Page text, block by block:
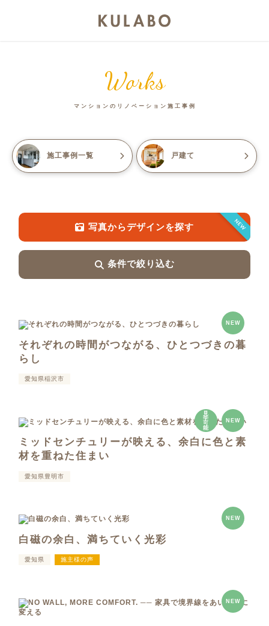
Works
マンションのリノベーション施工事例
施工事例一覧 戸建て
NEW
写真からデザインを探す
条件で絞り込む
NEW
それぞれの時間がつながる、ひとつづきの暮
らし
愛知県稲沢市
見
学
可
能
NEW
ミッドセンチュリーが映える、余白に色と素
材を重ねた住まい
愛知県豊明市
NEW
白磁の余白、満ちていく光彩
愛知県 施主様の声
NEW